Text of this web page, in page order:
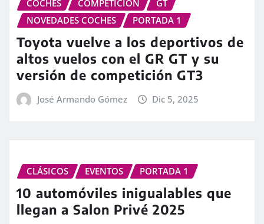
COCHES COMPETICIÓN
GT
NOVEDADES COCHES
PORTADA 1
Toyota vuelve a los deportivos de
altos vuelos con el GR GT y su
versión de competición GT3
José Armando Gómez Dic 5, 2025
CLÁSICOS EVENTOS PORTADA 1
10 automóviles inigualables que
llegan a Salon Privé 2025